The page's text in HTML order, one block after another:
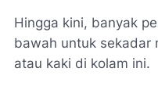
Hingga kini, banyak
bawah untuk sekadar
atau kaki di kolam ini.